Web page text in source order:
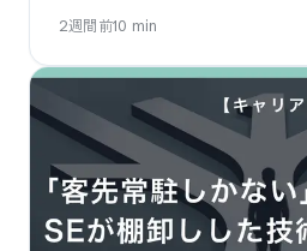
2週間前10 min